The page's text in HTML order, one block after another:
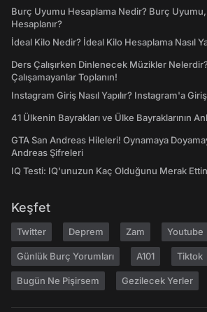
Burç Uyumu Hesaplama Nedir? Burç Uyumu,
Hesaplanır?
İdeal Kilo Nedir? İdeal Kilo Hesaplama Nasıl
Ders Çalışırken Dinlenecek Müzikler
Çalışamayanlar Toplanın!
Instagram Giriş Nasıl Yapılır? Instagram'a
41 Ülkenin Bayrakları ve Ülke Bayraklarının
GTA San Andreas Hileleri! Oynamaya
Andreas Şifreleri
IQ Testi: IQ'unuzun Kaç Olduğunu Merak
Keşfet
Twitter Deprem Zam Youtube
Günlük Burç Yorumları A101 Tiktok
Bugün Ne Pişirsem Gezilecek Yerler